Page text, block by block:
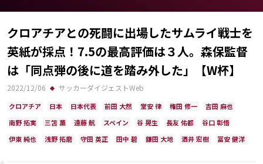
Ranking
大会について
About
視聴方法
クロアチアとの死闘に出場したサムライ戦士を
英紙が採点！7.5の最高評価は３人。森保監督
は「同点弾の後に道を踏み外した」【W杯】
2022/12/06 サッカーダイジェストWeb
クロアチア 日本 日本代表 前田 大然 堂安 律 権田 修一
吉田 麻也
南野 拓実
三笘 薫 遠藤 航 スペイン 谷 晃生 長友 佑都
谷口 彰悟
伊東 純也
浅野 拓磨 守田 英正 田中 碧 鎌田 大地 酒井 宏樹 冨安 健洋